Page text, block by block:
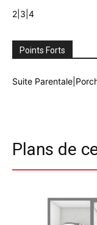
2|3|4
Points Forts
Suite
Plans de